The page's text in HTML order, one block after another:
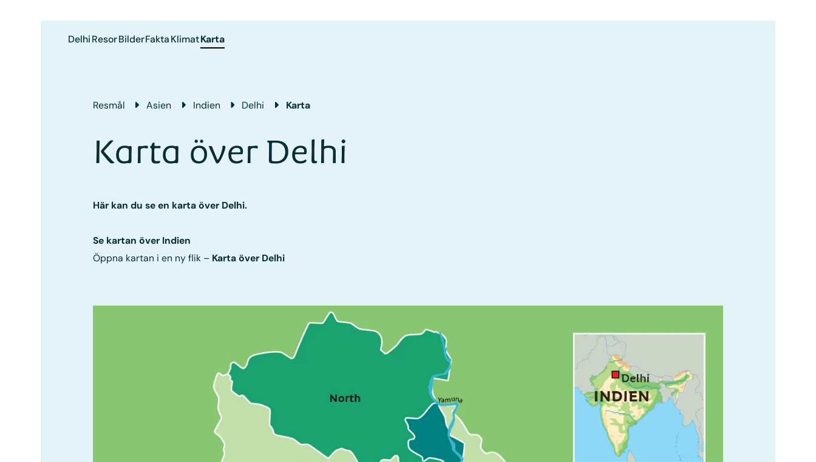
DelhiResorBilderFaktaKlimatKarta
Resmål Asien Indien Delhi Karta
Karta över Delhi
Här kan du se en karta över Delhi.
Se kartan över Indien
Öppna kartan i en ny flik – Karta över Delhi